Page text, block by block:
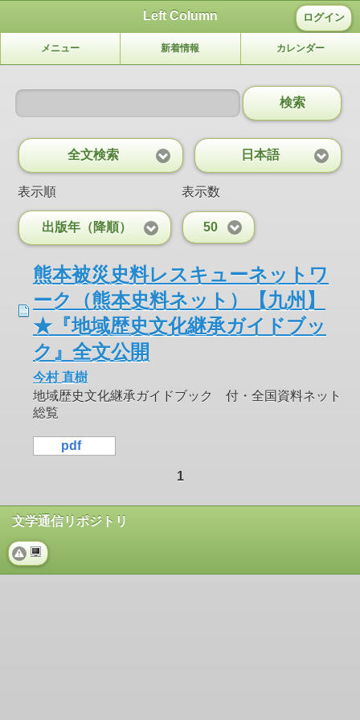
Left Column ログイン
メニュー 新着情報 カレンダー
検索
全文検索 日本語
表示順 表示数
出版年（降順） 50
熊本被災史料レスキューネットワ
ーク（熊本史料ネット）【九州】
★『地域歴史文化継承ガイドブッ
ク』全文公開
今村 直樹
地域歴史文化継承ガイドブック 付・全国資料ネット
総覧
pdf
1
文学通信リポジトリ